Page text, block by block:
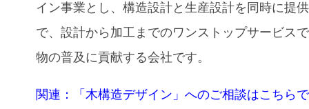
イン事業とし、構造設計と⽣産設計を同時に提
で、設計から加工までのワンストップサービス
物の普及に貢献する会社です。
関連：「木構造デザイン」へのご相談はこちら